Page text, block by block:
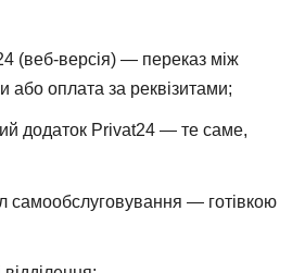
(веб-версія) — переказ між
або оплата за реквізитами;
додаток Privat24 — те саме,
самообслуговування — готівкою